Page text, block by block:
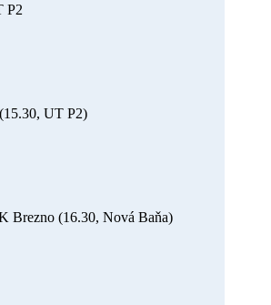
P2
UT P2)
Brezno (16.30, Nová Baňa)